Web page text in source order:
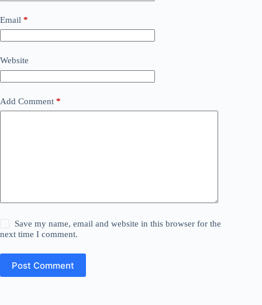
Email *
Website
Add Comment *
Save my name, email and website in this browser for the
next time I comment.
Post Comment